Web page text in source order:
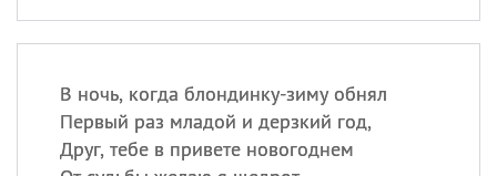
В ночь, когда блондинку-зиму обнял
Первый раз младой и дерзкий год,
Друг, тебе в привете новогоднем